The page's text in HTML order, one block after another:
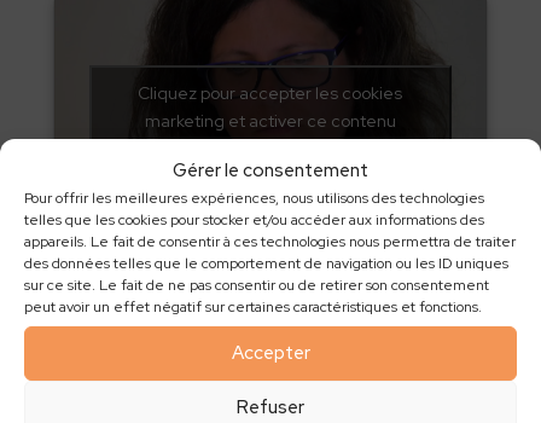
Gérer le consentement
Pour offrir les meilleures expériences, nous utilisons des technologies
telles que les cookies pour stocker et/ou accéder aux informations des
appareils. Le fait de consentir à ces technologies nous permettra de traiter
des données telles que le comportement de navigation ou les ID uniques
sur ce site. Le fait de ne pas consentir ou de retirer son consentement
peut avoir un effet négatif sur certaines caractéristiques et fonctions.
Accepter
Refuser
Cliquez pour accepter les cookies
marketing et activer ce contenu
Tawashis
Cliquez pour accepter les cookies
marketing et activer ce contenu